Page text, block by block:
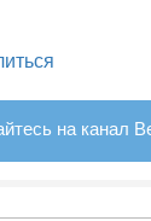
на канал